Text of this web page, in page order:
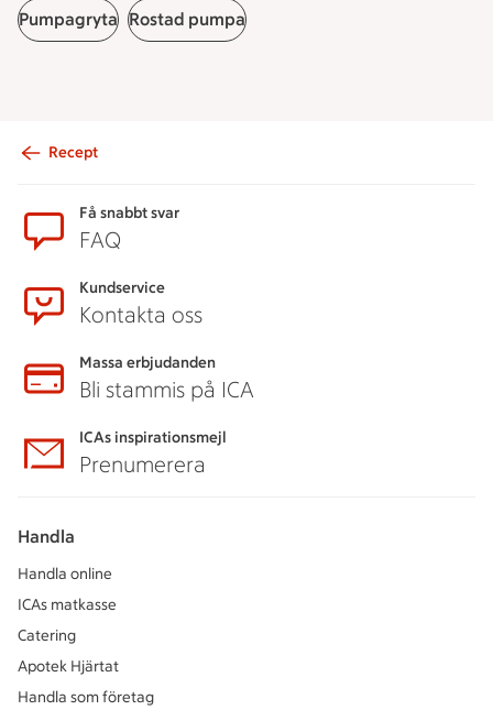
Pumpagryta Rostad pumpa
Recept
Få snabbt svar
FAQ
Kundservice
Kontakta oss
Massa erbjudanden
Bli stammis på ICA
ICAs inspirationsmejl
Prenumerera
Handla
Handla online
ICAs matkasse
Catering
Apotek Hjärtat
Handla som företag